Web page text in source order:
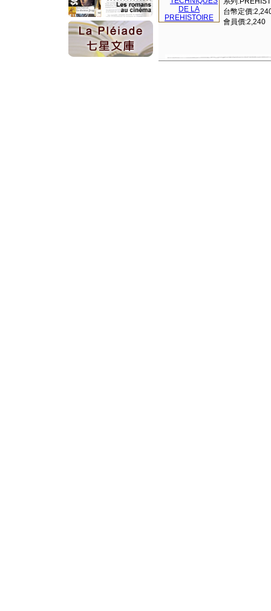
台幣定價
會員價:2,240